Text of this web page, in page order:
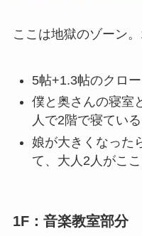
ここは地獄のゾーン。
5帖+1.3帖のクロ
僕と奥さんの寝室
人で2階で寝てい
娘が大きくなった
て、大人2人がこ
1F：音楽教室部分